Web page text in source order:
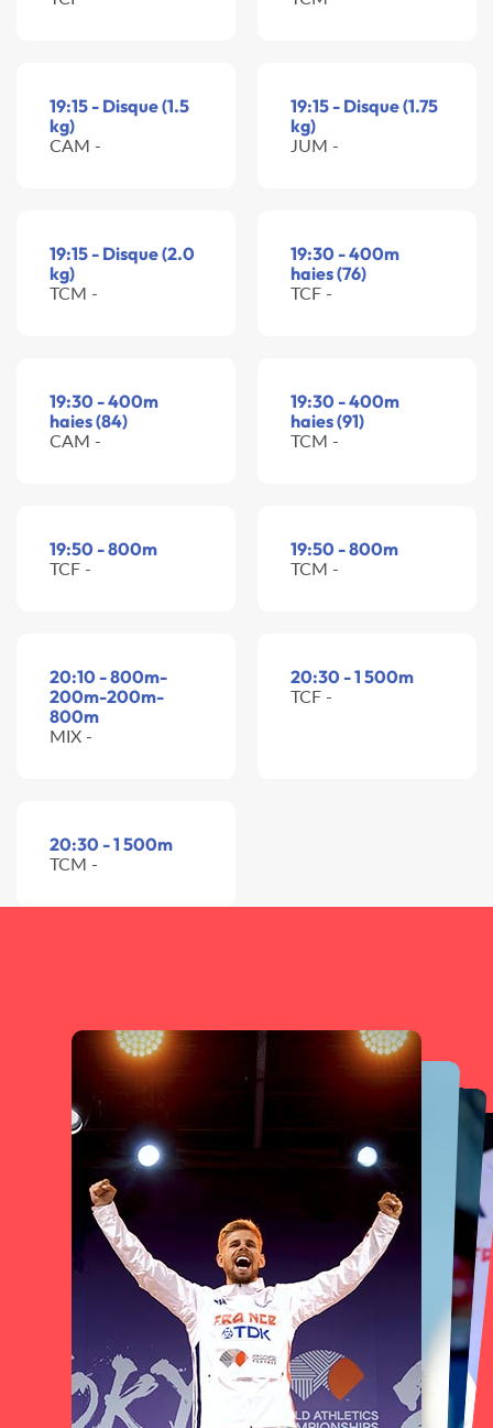
19:15 - Disque (1.5
kg)
CAM -
19:15 - Disque (1.75
kg)
JUM -
19:15 - Disque (2.0
kg)
TCM -
19:30 - 400m
haies (76)
TCF -
19:30 - 400m
haies (84)
CAM -
19:30 - 400m
haies (91)
TCM -
19:50 - 800m
TCF -
19:50 - 800m
TCM -
20:10 - 800m-
200m-200m-
800m
MIX -
20:30 - 1 500m
TCF -
20:30 - 1 500m
TCM -